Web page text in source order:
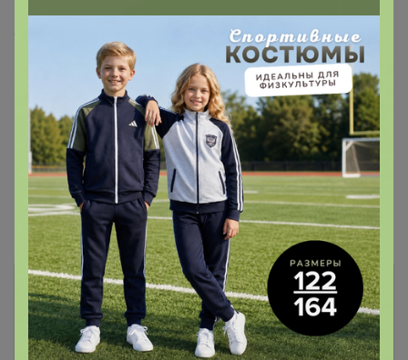
Siverina
, я уже ответила Вам в личку, прочитайте,
Показаны записи1-4 из